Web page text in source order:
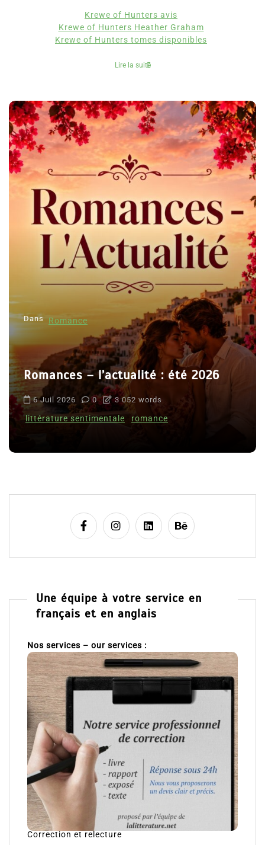
Krewe of Hunters avis
Krewe of Hunters Heather Graham
Krewe of Hunters tomes disponibles
Lire la suite
Dans Romance
Romances – l’actualité : été 2026
6 Juil 2026 0 3 052 words
littérature sentimentale romance
Une équipe à votre service en
français et en anglais
Nos services – our services :
Correction et relecture